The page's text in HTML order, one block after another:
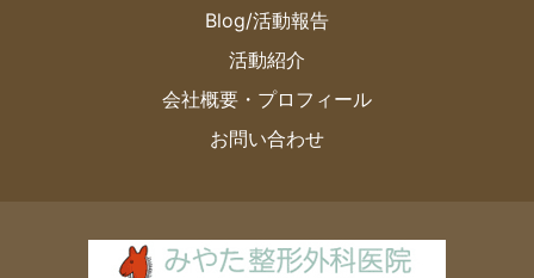
Blog/活動報告
活動紹介
会社概要・プロフィール
お問い合わせ